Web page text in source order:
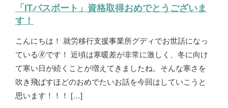
o
o
k
t
e
r
e「ITパスポート」資格取得おめでとうございま
す！
こんにちは！ 就労移行支援事業所グディでお世話になっ
ている🄬です！ 近頃は寒暖差が非常に激しく、冬に向け
て寒い日が続くことが増えてきましたね。そんな寒さを
吹き飛ばすほどのおめでたいお話を今回はしていこうと
思います！！！ […]